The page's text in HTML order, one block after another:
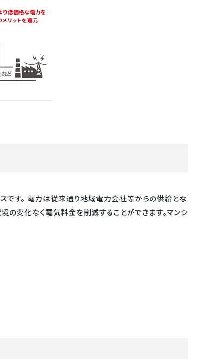
です。 電力は従来通り地域電力会社等からの供給とな
の変化なく電気料金を削減することができます。マンシ